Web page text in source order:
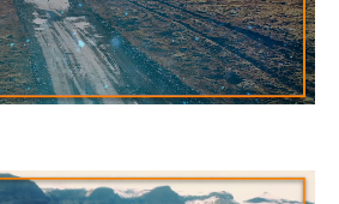
Video